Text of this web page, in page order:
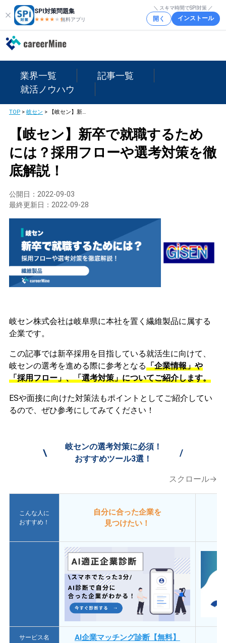
SPI対策問題集
★★★★ ★★
無料アプリ
＼ スキマ時間でSPI対策 ／
開く インストール
業界一覧
記事一覧
就活ノウハウ
TOP> 岐セン > 【岐セン】新卒で就職するためには？採用フローや選考対策を徹底解説！
【岐セン】新卒で就職するため
には？採用フローや選考対策を徹
底解説！
公開日： 2022-09-03
最終更新日： 2022-09-28
岐セン株式会社は岐阜県に本社を置く繊維製品に属する
企業です。
この記事では新卒採用を目指している就活生に向けて、
岐センの選考を進める際に参考となる「企業情報」や
「採用フロー」、「選考対策」についてご紹介します。
ESや面接に向けた対策法もポイントとしてご紹介してい
るので、ぜひ参考にしてみてください！
\
岐センの選考対策に必須！
おすすめツール3選！
/
スクロール→
こんな人に
おすすめ！
自分に合った企業を
見つけたい！
サービス名 AI企業マッチング診断【無料】